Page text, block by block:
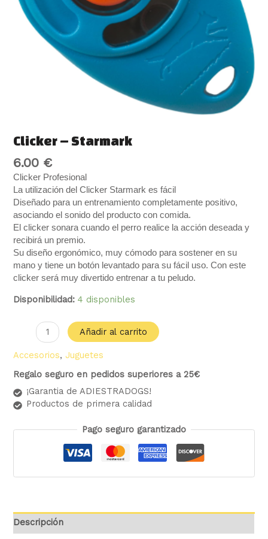
Clicker – Starmark
6.00 €
Clicker Profesional
La utilización del Clicker Starmark es fácil
Diseñado para un entrenamiento completamente positivo,
asociando el sonido del producto con comida.
El clicker sonara cuando el perro realice la acción deseada y
recibirá un premio.
Su diseño ergonómico, muy cómodo para sostener en su
mano y tiene un botón levantado para su fácil uso. Con este
clicker será muy divertido entrenar a tu peludo.
Disponibilidad: 4 disponibles
Añadir al carrito
Accesorios, Juguetes
Regalo seguro en pedidos superiores a 25€
¡Garantia de ADIESTRADOGS!
Productos de primera calidad
Pago seguro garantizado
Descripción